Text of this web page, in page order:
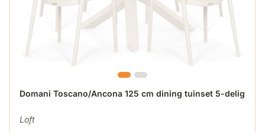
Domani Toscano/Ancona 125 cm dining tuinset 5-delig
Loft
De prijs is afhankelijk van de gekozen opties op de